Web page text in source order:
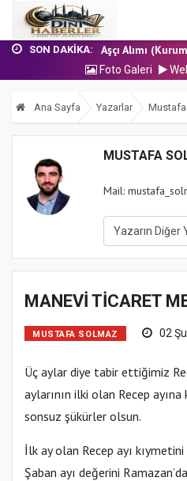
SON DAKIKA:
17 Temmuz
Nakil Talebinde
Aşçı Alımı
31 Temmuz
17 Temmuz
Nakil Talebinde
Foto Galeri
Ana Sayfa Yazarlar
MUSTAFA
Mail:
MANEVİ TİCARET
MUSTAFA SOLMAZ 02
Üç aylar diye tabir ettiğimiz
aylarının ilki olan Recep
sonsuz şükürler olsun.
İlk ay olan Recep ayı
Şaban ayı değerini